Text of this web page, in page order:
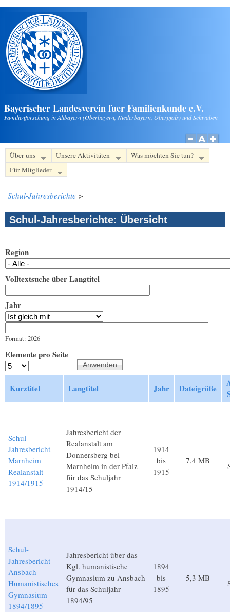
Direkt zum Inhalt
Bayerischer Landesverein fuer Familienkunde e.V.
Familienforschung in Altbayern (Oberbayern, Niederbayern, Oberpfalz) und Schwaben
Über uns Unsere Aktivitäten
Was möchten Sie tun?
Für Mitglieder
Schul-Jahresberichte >
Schul-Jahresberichte: Übersicht
Region
Volltextsuche über Langtitel
Jahr
Format: 2026
Elemente pro Seite
Kurztitel Langtitel Jahr Dateigröße
Schul-
Jahresbericht
Marnheim
Realanstalt
1914/1915
Jahresbericht der
Realanstalt am
Donnersberg bei
Marnheim in der Pfalz
für das Schuljahr
1914/15
1914
bis
1915
7,4 MB
Schul-
Jahresbericht
Ansbach
Humanistisches
Gymnasium
1894/1895
Jahresbericht über das
Kgl. humanistische
Gymnasium zu Ansbach
für das Schuljahr
1894/95
1894
bis
1895
5,3 MB